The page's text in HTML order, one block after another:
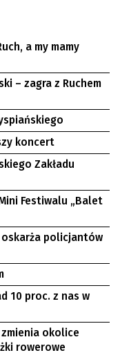
a my mamy
– zagra z Ruchem
koncert
Zakładu
Festiwalu „Balet
oskarża policjantów
10 proc. z nas w
okolice
rowerowe